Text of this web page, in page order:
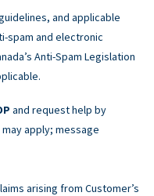
and applicable
spam and electronic
Anti-Spam Legislation
and request help by
apply; message
arising from Customer’s